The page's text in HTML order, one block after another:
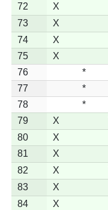
72
X
73
X
74
X
75
X
76
*
77
*
78
*
79
X
80
X
81
X
82
X
83
X
84
X